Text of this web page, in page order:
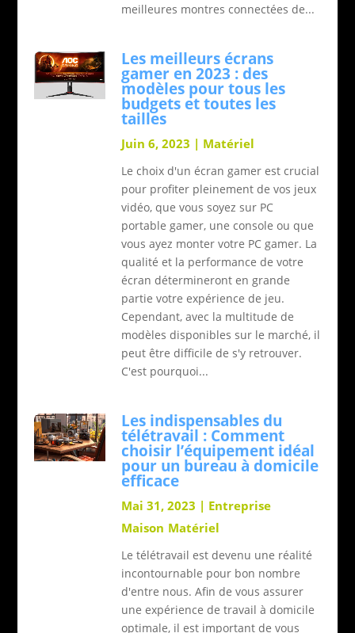
meilleures montres connectées de...
Les meilleurs écrans
gamer en 2023 : des
modèles pour tous les
budgets et toutes les
tailles
Juin 6, 2023 | Matériel
Le choix d'un écran gamer est crucial
pour profiter pleinement de vos jeux
vidéo, que vous soyez sur PC
portable gamer, une console ou que
vous ayez monter votre PC gamer. La
qualité et la performance de votre
écran détermineront en grande
partie votre expérience de jeu.
Cependant, avec la multitude de
modèles disponibles sur le marché, il
peut être difficile de s'y retrouver.
C'est pourquoi...
Les indispensables du
télétravail : Comment
choisir l’équipement idéal
pour un bureau à domicile
efficace
Mai 31, 2023 | Entreprise
Maison Matériel
Le télétravail est devenu une réalité
incontournable pour bon nombre
d'entre nous. Afin de vous assurer
une expérience de travail à domicile
optimale, il est important de vous